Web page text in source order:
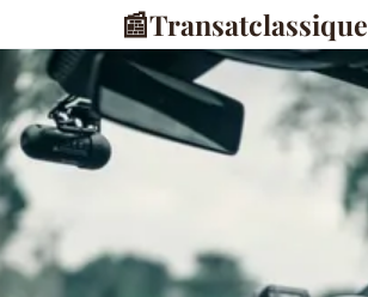
📰Transatclassique